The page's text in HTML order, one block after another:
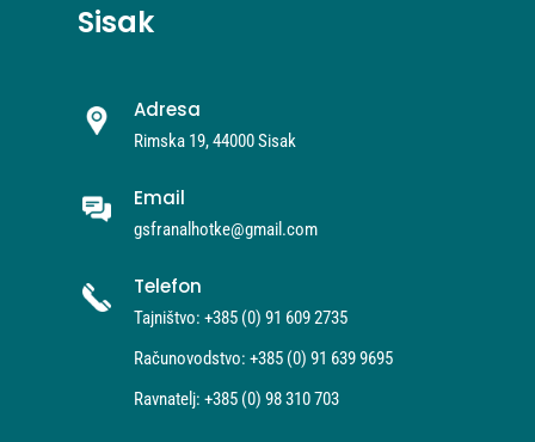
Sisak
Adresa
Rimska 19, 44000 Sisak
Email
gsfranalhotke@gmail.com
Telefon
Tajništvo: +385 (0) 91 609 2735
Računovodstvo: +385 (0) 91 639 9695
Ravnatelj: +385 (0) 98 310 703